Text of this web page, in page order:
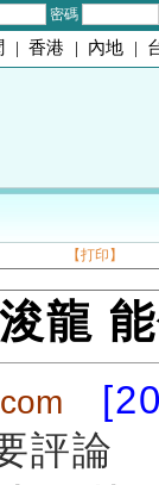
密碼
| 香港 | 內地 |
【打印】
龍
評論